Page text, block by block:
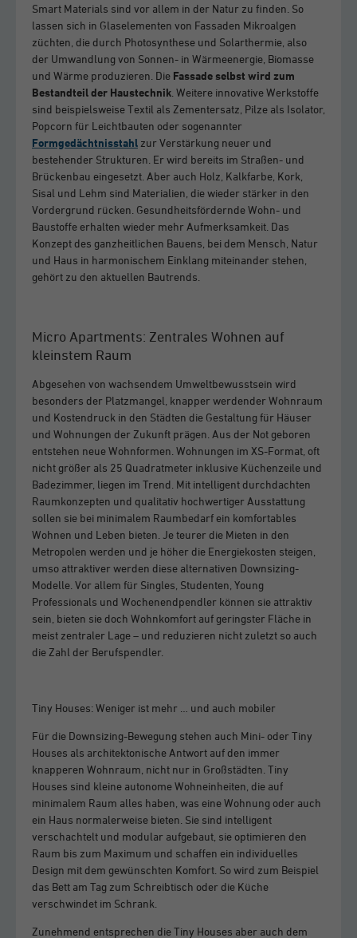
Smart Materials sind vor allem in der Natur zu finden. So
lassen sich in Glaselementen von Fassaden Mikroalgen
züchten, die durch Photosynthese und Solarthermie, also
der Umwandlung von Sonnen- in Wärmeenergie, Biomasse
und Wärme produzieren. Die Fassade selbst wird zum
Bestandteil der Haustechnik . Weitere innovative Werkstoffe
sind beispielsweise Textil als Zementersatz, Pilze als Isolator,
Popcorn für Leichtbauten oder sogenannter
Formgedächtnisstahl zur Verstärkung neuer und
bestehender Strukturen. Er wird bereits im Straßen- und
Brückenbau eingesetzt. Aber auch Holz, Kalkfarbe, Kork,
Sisal und Lehm sind Materialien, die wieder stärker in den
Vordergrund rücken. Gesundheitsfördernde Wohn- und
Baustoffe erhalten wieder mehr Aufmerksamkeit. Das
Konzept des ganzheitlichen Bauens, bei dem Mensch, Natur
und Haus in harmonischem Einklang miteinander stehen,
gehört zu den aktuellen Bautrends.
Micro Apartments: Zentrales Wohnen auf
kleinstem Raum
Abgesehen von wachsendem Umweltbewusstsein wird
besonders der Platzmangel, knapper werdender Wohnraum
und Kostendruck in den Städten die Gestaltung für Häuser
und Wohnungen der Zukunft prägen. Aus der Not geboren
entstehen neue Wohnformen. Wohnungen im XS-Format, oft
nicht größer als 25 Quadratmeter inklusive Küchenzeile und
Badezimmer, liegen im Trend. Mit intelligent durchdachten
Raumkonzepten und qualitativ hochwertiger Ausstattung
sollen sie bei minimalem Raumbedarf ein komfortables
Wohnen und Leben bieten. Je teurer die Mieten in den
Metropolen werden und je höher die Energiekosten steigen,
umso attraktiver werden diese alternativen Downsizing-
Modelle. Vor allem für Singles, Studenten, Young
Professionals und Wochenendpendler können sie attraktiv
sein, bieten sie doch Wohnkomfort auf geringster Fläche in
meist zentraler Lage – und reduzieren nicht zuletzt so auch
die Zahl der Berufspendler.
Tiny Houses: Weniger ist mehr … und auch mobiler
Für die Downsizing-Bewegung stehen auch Mini- oder Tiny
Houses als architektonische Antwort auf den immer
knapperen Wohnraum, nicht nur in Großstädten. Tiny
Houses sind kleine autonome Wohneinheiten, die auf
minimalem Raum alles haben, was eine Wohnung oder auch
ein Haus normalerweise bieten. Sie sind intelligent
verschachtelt und modular aufgebaut, sie optimieren den
Raum bis zum Maximum und schaffen ein individuelles
Design mit dem gewünschten Komfort. So wird zum Beispiel
das Bett am Tag zum Schreibtisch oder die Küche
verschwindet im Schrank.
Zunehmend entsprechen die Tiny Houses aber auch dem